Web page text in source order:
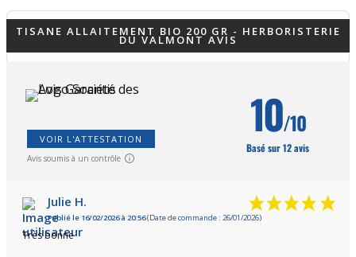
TISANE ALLAITEMENT BIO 200 GR - HERBORISTERIE
DU VALMONT AVIS
VOIR L'ATTESTATION
Avis soumis à un contrôle
10/10
Basé sur 12 avis
Julie H.
Publié le 16/02/2026 à 20:56(Date de commande : 26/01/2026)
Très bonne